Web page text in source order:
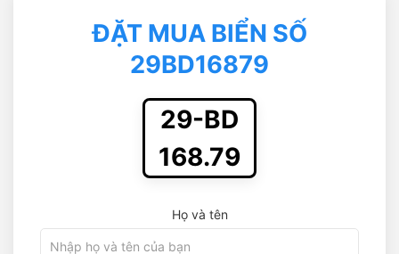
ĐẶT MUA BIỂN SỐ
29BD16879
29-BD
168.79
Họ và tên